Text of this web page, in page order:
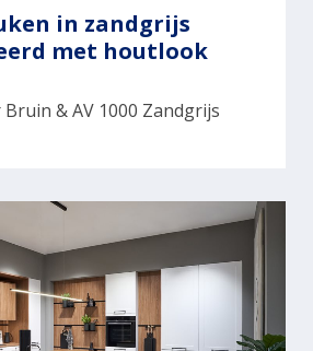
in zandgrijs
met houtlook
Bruin & AV 1000 Zandgrijs